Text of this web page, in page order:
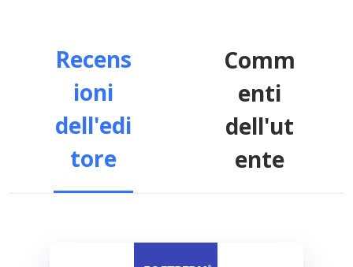
Recens
ioni
dell'edi
tore
Comm
enti
dell'ut
ente